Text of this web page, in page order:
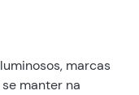
marcas
manter na